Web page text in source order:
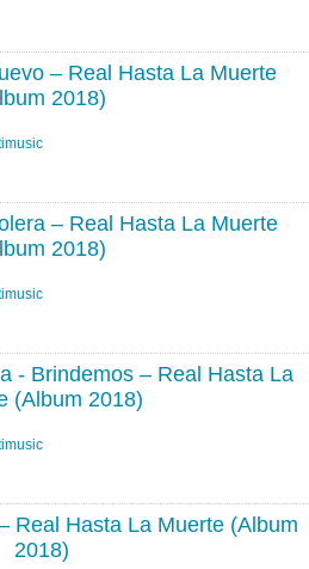
– Real Hasta La Muerte
2018)
– Real Hasta La Muerte
2018)
- Brindemos – Real Hasta La
(Album 2018)
Real Hasta La Muerte (Album
2018)